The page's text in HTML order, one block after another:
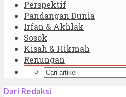
Perspektif
Pandangan Dunia
Irfan & Akhlak
Sosok
Kisah & Hikmah
Renungan
Dari Redaksi